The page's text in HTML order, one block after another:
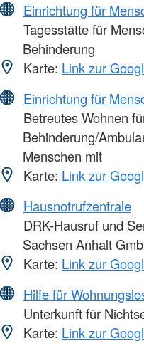
Einrichtung für
Tagesstätte für
Behinderung
Karte: Link zur
Einrichtung für
Betreutes Wohnen
Behinderung/
Menschen mit
Karte: Link zur
Hausnotrufzentrale
DRK-Hausruf und
Sachsen Anhalt
Karte: Link zur
Hilfe für
Unterkunft für
Karte: Link zur